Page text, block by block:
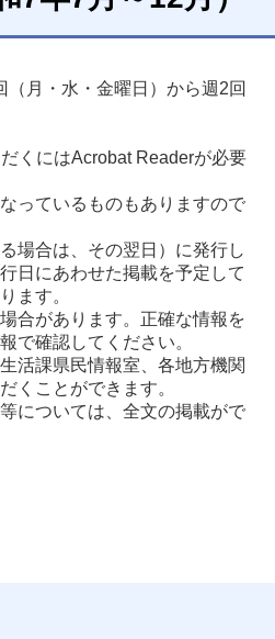
月・水・金曜日）から週2回
くにはAcrobat Readerが必要
っているものもありますので
場合は、その翌日）に発行し
日にあわせた掲載を予定して
ます。
合があります。正確な情報を
で確認してください。
活課県民情報室、各地方機関
くことができます。
については、全文の掲載がで